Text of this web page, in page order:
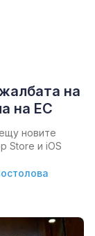
на
на ЕС
новите
Store и iOS